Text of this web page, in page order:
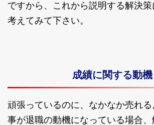
ですから、これから説明する解決
考えてみて下さい。
成績に関する動機
頑張っているのに、なかなか売れ
事が退職の動機になっている場合